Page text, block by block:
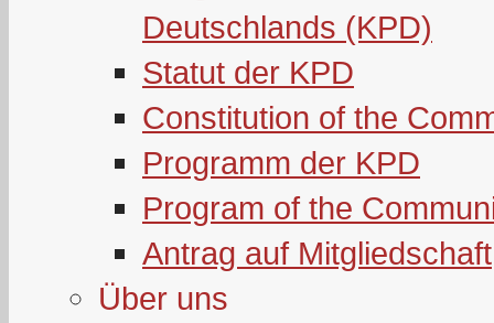
Deutschlands (KPD)
Statut der KPD
Constitution of the
Programm der KPD
Program of the
Antrag auf Mitgliedschaft
Über uns